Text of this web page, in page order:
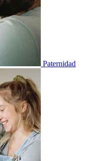
Paternidad